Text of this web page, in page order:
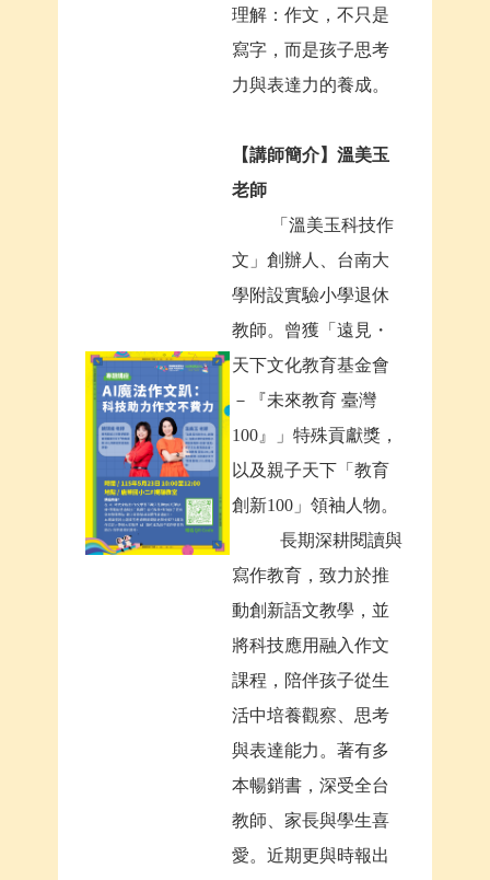
理解：作文，不只是
寫字，而是孩子思考
力與表達力的養成。
【講師簡介】溫美玉
老師
「溫美玉科技作
文」創辦人、台南大
學附設實驗小學退休
教師。曾獲「遠見・
天下文化教育基金會
－『未來教育 臺灣
100』」特殊貢獻獎，
以及親子天下「教育
創新100」領袖人物。
長期深耕閱讀與
寫作教育，致力於推
動創新語文教學，並
將科技應用融入作文
課程，陪伴孩子從生
活中培養觀察、思考
與表達能力。著有多
本暢銷書，深受全台
教師、家長與學生喜
愛。近期更與時報出